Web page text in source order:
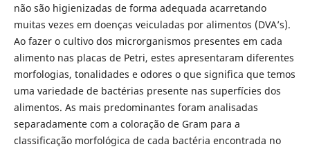
não são higienizadas de forma adequada acarretando
muitas vezes em doenças veiculadas por alimentos (DVA’s).
Ao fazer o cultivo dos microrganismos presentes em cada
alimento nas placas de Petri, estes apresentaram diferentes
morfologias, tonalidades e odores o que significa que temos
uma variedade de bactérias presente nas superfícies dos
alimentos. As mais predominantes foram analisadas
separadamente com a coloração de Gram para a
classificação morfológica de cada bactéria encontrada no